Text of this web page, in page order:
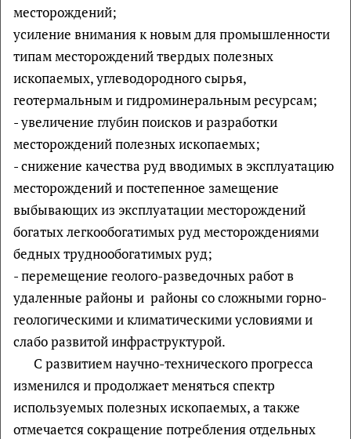
месторождений;
усиление внимания к новым для промышленности
типам месторождений твердых полезных
ископаемых, углеводородного сырья,
геотермальным и гидроминеральным ресурсам;
- увеличение глубин поисков и разработки
месторождений полезных ископаемых;
- снижение качества руд вводимых в эксплуатацию
месторождений и постепенное замещение
выбывающих из эксплуатации месторождений
богатых легкообогатимых руд месторождениями
бедных труднообогатимых руд;
- перемещение геолого-разведочных работ в
удаленные районы и районы со сложными горно-
геологическими и климатическими условиями и
слабо развитой инфраструктурой.
С развитием научно-технического прогресса
изменился и продолжает меняться спектр
используемых полезных ископаемых, а также
отмечается сокращение потребления отдельных